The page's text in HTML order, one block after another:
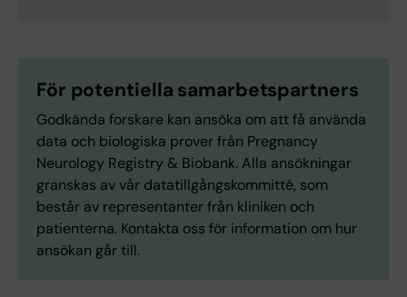
För potentiella samarbetspartners
Godkända forskare kan ansöka om att få använda
data och biologiska prover från Pregnancy
Neurology Registry & Biobank. Alla ansökningar
granskas av vår datatillgångskommitté, som
består av representanter från kliniken och
patienterna. Kontakta oss för information om hur
ansökan går till.